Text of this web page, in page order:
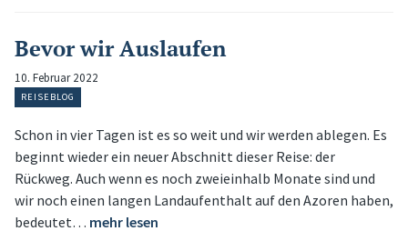
Bevor wir Auslaufen
10. Februar 2022
REISEBLOG
Schon in vier Tagen ist es so weit und wir werden ablegen. Es
beginnt wieder ein neuer Abschnitt dieser Reise: der
Rückweg. Auch wenn es noch zweieinhalb Monate sind und
wir noch einen langen Landaufenthalt auf den Azoren haben,
bedeutet… mehr lesen